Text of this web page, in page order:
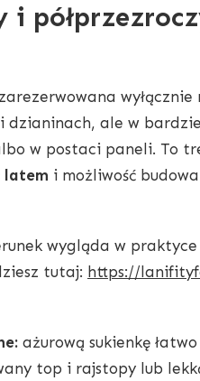
ale w
w postaci paneli. To
latem i możliwość
wygląda w praktyce
tutaj: https://
ażurową sukienkę
top i rajstopy lub